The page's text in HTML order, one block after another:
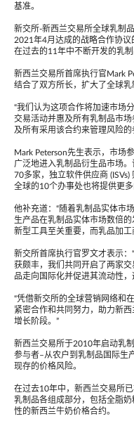
基准。
新交所-新西兰交易所全球乳制
2021年4月达成的战略合作协
在过去的11年中不断开发的乳
新西兰交易所首席执行官Mark
结合了双方所长，扩大了全球乳
“我们认为这项合作将加速市场
交易活动并惠及所有乳制品市
及所有采用该合约来管理风险的
Mark Peterson先生表示，市场
广泛地进入乳制品衍生品市场
70多家，独立软件供应商
全球的10个办事处也将提供更多
他补充道：“随着乳制品实体市
生产品在乳制品实体市场数倍
新型工具至关重要，而乳品加
新交所首席执行官罗文才表示
获颇丰，我们共同开启了两家
品走向国际化并促进其流动性，
“凭借新交所的全球营销网络和
紧密合作和共同努力，助力新
增长阶段。”
新西兰交易所于2010年启动乳
参与者–从农户到乳制品国际生
现存的价格风险。
在过去10年中，新西兰交易所
乳制品各组成部分，包括全脂
性的新西兰牛奶价格合约。